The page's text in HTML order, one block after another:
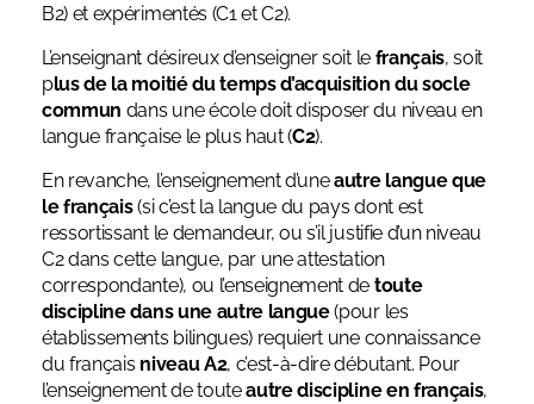
B2) et expérimentés (C1 et C2).
L’enseignant désireux d’enseigner soit le français, soit
plus de la moitié du temps d’acquisition du socle
commun dans une école doit disposer du niveau en
langue française le plus haut (C2).
En revanche, l’enseignement d’uneautre langue que
le français(si c’est la langue du pays dont est
ressortissant le demandeur, ou s’il justifie d’un niveau
C2 dans cette langue, par une attestation
correspondante), ou l’enseignement de toute
discipline dans une autre langue(pour les
établissements bilingues) requiert une connaissance
du français niveau A2, c’est-à-dire débutant. Pour
l’enseignement de touteautre discipline en français,